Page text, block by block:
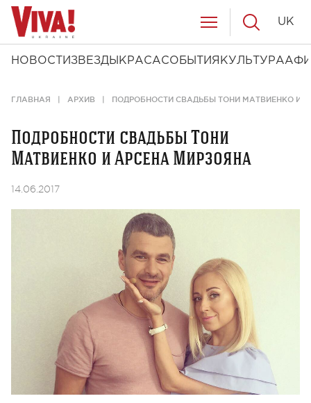
НОВОСТИ ЗВЕЗДЫ КРАСАСОБЫТИЯ КУЛЬТУРА
UK
ГЛАВНАЯ АРХИВ ПОДРОБНОСТИ СВАДЬБЫ ТОНИ МАТВИЕНКО И
Подробности свадьбы Тони
Матвиенко и Арсена Мирзояна
14.06.2017